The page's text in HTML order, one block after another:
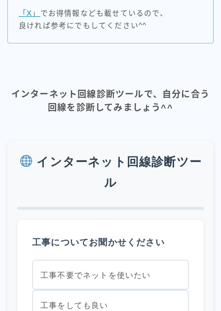
「X」 でお得情報なども載せているので、
良ければ参考にでもしてください^^
インターネット回線診断ツールで、自分に合う
回線を診断してみましょう^^
インターネット回線診断ツー
ル
工事についてお聞かせください
工事不要でネットを使いたい
工事をしても良い